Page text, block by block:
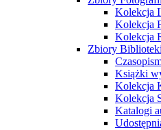
Kolekcja
Kolekcja
Kolekcja
Zbiory Biblioteki
Książki
Kolekcja
Kolekcja
Katalogi